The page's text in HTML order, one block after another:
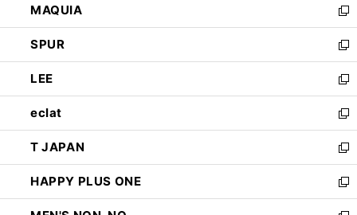
ド
ウ
で
開
く
ィ
ン
ド
ウ
で
開
く
い
ウ
ィ
ン
ド
ウ
で
開
く
MAQUIA
新
し
い
ウ
ィ
ン
ド
ウ
で
開
く
SPUR
新
し
い
ウ
ィ
ン
ド
ウ
で
開
LEE
新
し
い
ウ
ィ
ン
ド
ウ
eclat
新
し
い
ウ
ィ
ン
T JAPAN
新
し
い
ウ
HAPPY PLUS ONE
新
し